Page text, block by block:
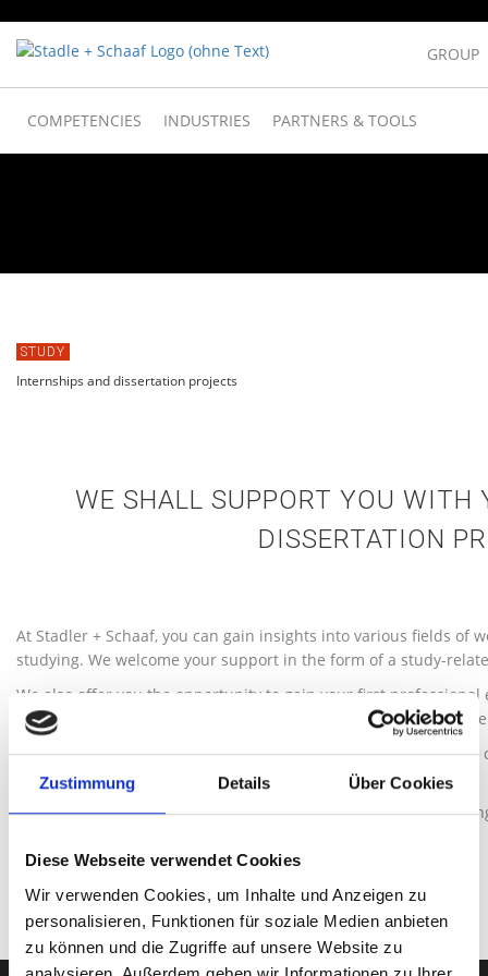
Zustimmung Details Über Cookies
Diese Webseite verwendet Cookies
Wir verwenden Cookies, um Inhalte und Anzeigen zu
personalisieren, Funktionen für soziale Medien anbieten
zu können und die Zugriffe auf unsere Website zu
GROUP
COMPETENCIES INDUSTRIES PARTNERS & TOOLS
STUDY
Internships and dissertation projects
WE SHALL SUPPORT YOU WITH
DISSERTATION
At Stadler + Schaaf, you can gain insights into various fields of
studying. We welcome your support in the form of a study-
We also offer you the opportunity to gain your first
Schaaf or to write your thesis based on current topics within
Even if you have not yet decided on a specific topic or there
please contact us!
Thanks to our broad field of activity, we can offer you a wide